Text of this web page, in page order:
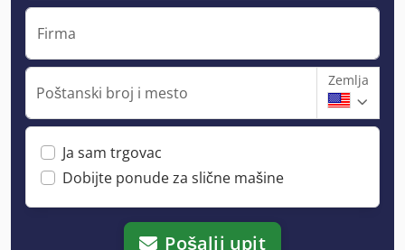
Firma
Poštanski broj i mesto
Zemlja
Ja sam trgovac
Dobijte ponude za slične mašine
Pošalji upit